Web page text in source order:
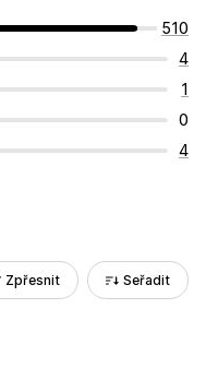
510
4
1
0
4
Zpřesnit Seřadit